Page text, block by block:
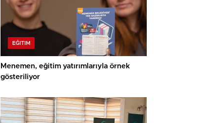
EĞITIM
Menemen, eğitim yatırımlarıyla örnek
gösteriliyor